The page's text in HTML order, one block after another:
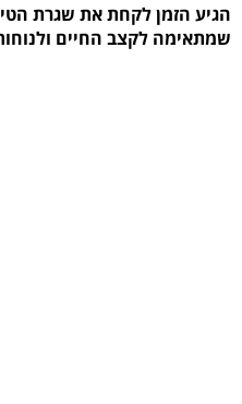
הגיע הזמן לקחת את שגרת
שמתאימה לקצב החיים